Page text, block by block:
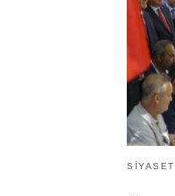
SIYASET